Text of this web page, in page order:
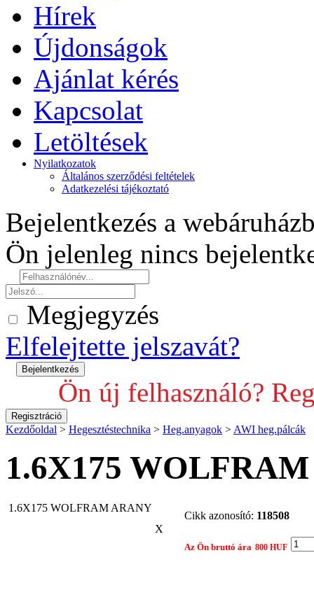
Hírek
Újdonságok
Ajánlat kérés
Kapcsolat
Letöltések
Nyilatkozatok
Általános szerződési feltételek
Adatkezelési tájékoztató
Bejelentkezés a
Ön jelenleg nincs
Megjegyzés
Elfelejtette jelszavát?
Ön új felhasználó?
Kezdőoldal > Hegesztéstechnika > Heg.anyagok > AWI heg.pálcák
1.6X175
X
1.6X175 WOLFRAM ARANY
Cikk azonosító: 118508
Az Ön bruttó ára 800 HUF